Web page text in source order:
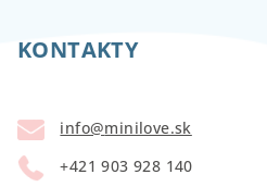
KONTAKTY
info@minilove.sk
+421 903 928 140